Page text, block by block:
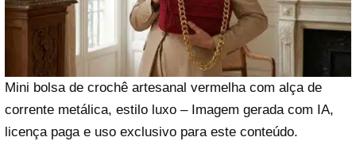
Mini bolsa de crochê artesanal vermelha com alça de
corrente metálica, estilo luxo – Imagem gerada com IA,
licença paga e uso exclusivo para este conteúdo.